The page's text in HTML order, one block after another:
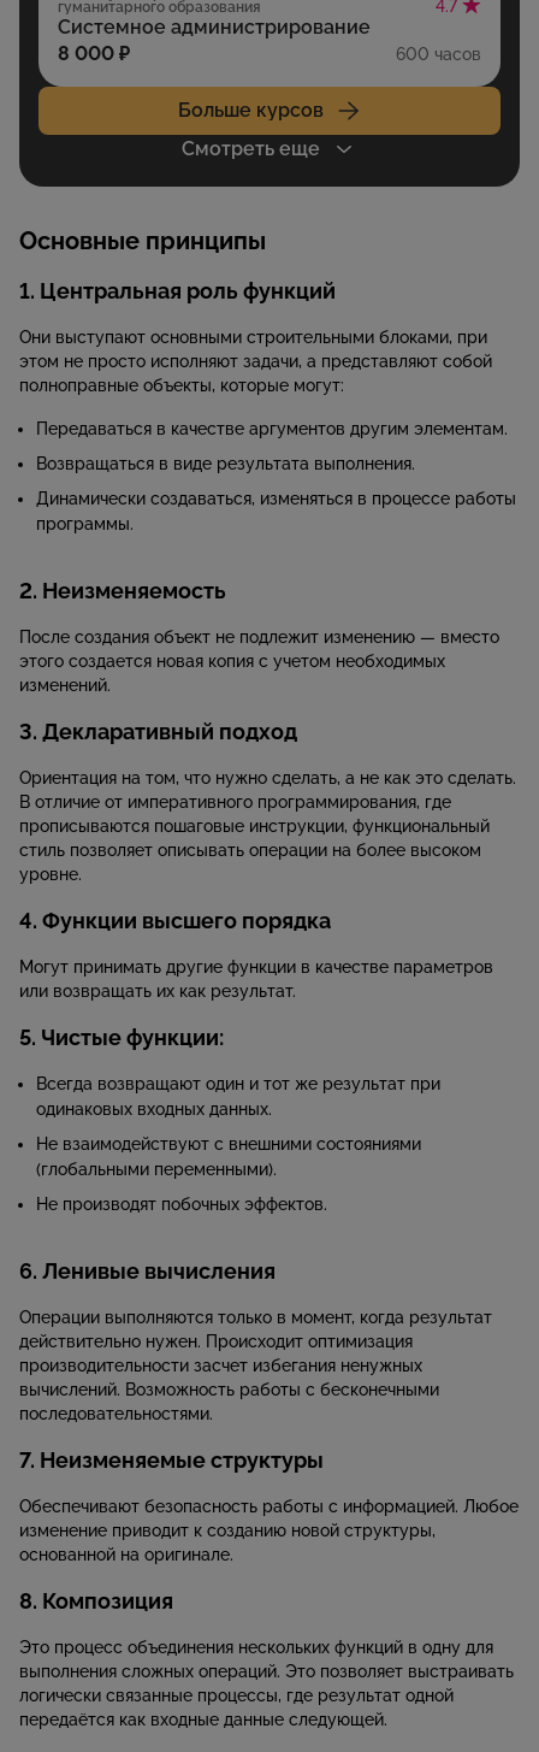
гуманитарного образования
4.7
Системное администрирование
8 000 ₽
600 часов
Больше курсов
Смотреть еще
Основные принципы
1. Центральная роль функций
Они выступают основными строительными блоками, при
этом не просто исполняют задачи, а представляют собой
полноправные объекты, которые могут:
Передаваться в качестве аргументов другим элементам.
Возвращаться в виде результата выполнения.
Динамически создаваться, изменяться в процессе работы
программы.
2. Неизменяемость
После создания объект не подлежит изменению — вместо
этого создается новая копия с учетом необходимых
изменений.
3. Декларативный подход
Ориентация на том, что нужно сделать, а не как это сделать.
В отличие от императивного программирования, где
прописываются пошаговые инструкции, функциональный
стиль позволяет описывать операции на более высоком
уровне.
4. Функции высшего порядка
Могут принимать другие функции в качестве параметров
или возвращать их как результат.
5. Чистые функции:
Всегда возвращают один и тот же результат при
одинаковых входных данных.
Не взаимодействуют с внешними состояниями
(глобальными переменными).
Не производят побочных эффектов.
6. Ленивые вычисления
Операции выполняются только в момент, когда результат
действительно нужен. Происходит оптимизация
производительности засчет избегания ненужных
вычислений. Возможность работы с бесконечными
последовательностями.
7. Неизменяемые структуры
Обеспечивают безопасность работы с информацией. Любое
изменение приводит к созданию новой структуры,
основанной на оригинале.
8. Композиция
Это процесс объединения нескольких функций в одну для
выполнения сложных операций. Это позволяет выстраивать
логически связанные процессы, где результат одной
передаётся как входные данные следующей.